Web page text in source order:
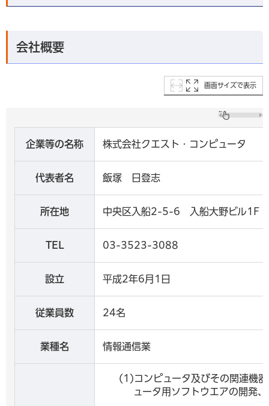
会社概要
画面サイズで表示
企業等の名称 株式会社クエスト・コンピュータ
代表者名 飯塚 日登志
所在地 中央区入船2-5-6 入船大野ビル1F
TEL 03-3523-3088
設立 平成2年6月1日
従業員数 24名
業種名 情報通信業
(1)コンピュータ及びその関連機
ュータ用ソフトウエアの開発